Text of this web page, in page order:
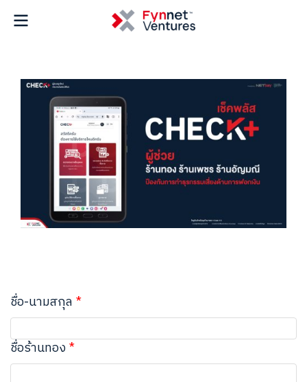
ชื่อ-นามสกุล
ชื่อร้านทอง